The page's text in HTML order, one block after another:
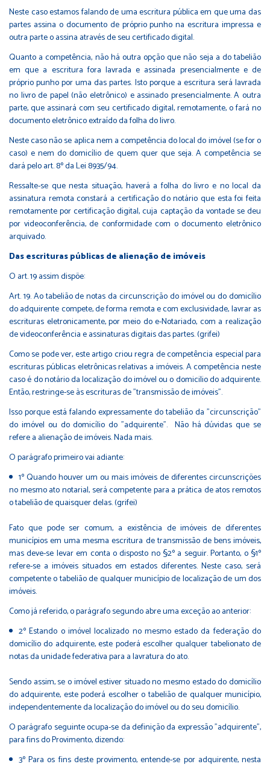
Neste caso estamos falando de uma escritura pública em que uma das
partes assina o documento de próprio punho na escritura impressa e
outra parte o assina através de seu certificado digital.
Quanto a competência, não há outra opção que não seja a do tabelião
em que a escritura fora lavrada e assinada presencialmente e de
próprio punho por uma das partes. Isto porque a escritura será lavrada
no livro de papel (não eletrônico) e assinado presencialmente. A outra
parte, que assinará com seu certificado digital, remotamente, o fará no
documento eletrônico extraído da folha do livro.
Neste caso não se aplica nem a competência do local do imóvel (se for o
caso) e nem do domicílio de quem quer que seja. A competência se
dará pelo art. 8º da Lei 8935/94.
Ressalte-se que nesta situação, haverá a folha do livro e no local da
assinatura remota constará a certificação do notário que esta foi feita
remotamente por certificação digital, cuja captação da vontade se deu
por videoconferência, de conformidade com o documento eletrônico
arquivado.
Das escrituras públicas de alienação de imóveis
O art. 19 assim dispõe:
Art. 19. Ao tabelião de notas da circunscrição do imóvel ou do domicílio
do adquirente compete, de forma remota e com exclusividade, lavrar as
escrituras eletronicamente, por meio do e-Notariado, com a realização
de videoconferência e assinaturas digitais das partes. (grifei)
Como se pode ver, este artigo criou regra de competência especial para
escrituras públicas eletrônicas relativas a imóveis. A competência neste
caso é do notário da localização do imóvel ou o domicilio do adquirente.
Então, restringe-se às escrituras de "transmissão de imóveis".
Isso porque está falando expressamente do tabelião da "circunscrição"
do imóvel ou do domicílio do "adquirente". Não há dúvidas que se
refere a alienação de imóveis. Nada mais.
O parágrafo primeiro vai adiante:
1º Quando houver um ou mais imóveis de diferentes circunscrições
no mesmo ato notarial, será competente para a prática de atos remotos
o tabelião de quaisquer delas. (grifei)
Fato que pode ser comum, a existência de imóveis de diferentes
municípios em uma mesma escritura de transmissão de bens imóveis,
mas deve-se levar em conta o disposto no §2º a seguir. Portanto, o §1º
refere-se a imóveis situados em estados diferentes. Neste caso, será
competente o tabelião de qualquer município de localização de um dos
imóveis.
Como já referido, o parágrafo segundo abre uma exceção ao anterior:
2º Estando o imóvel localizado no mesmo estado da federação do
domicílio do adquirente, este poderá escolher qualquer tabelionato de
notas da unidade federativa para a lavratura do ato.
Sendo assim, se o imóvel estiver situado no mesmo estado do domicílio
do adquirente, este poderá escolher o tabelião de qualquer município,
independentemente da localização do imóvel ou do seu domicílio.
O parágrafo seguinte ocupa-se da definição da expressão "adquirente",
para fins do Provimento, dizendo:
3º Para os fins deste provimento, entende-se por adquirente, nesta